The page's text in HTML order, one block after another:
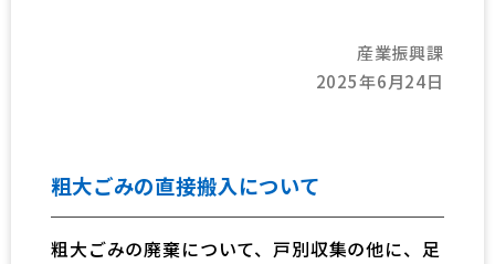
産業振興課
2025年6月24日
粗大ごみの直接搬入について
粗大ごみの廃棄について、戸別収集の他に、足